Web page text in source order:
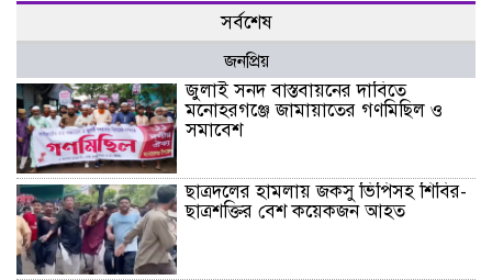
সর্বশেষ
জনপ্রিয়
জুলাই সনদ বাস্তবায়নের দাবিতে
মনোহরগঞ্জে জামায়াতের গণমিছিল ও
সমাবেশ
ছাত্রদলের হামলায় জকসু ভিপিসহ শিবির-
ছাত্রশক্তির বেশ কয়েকজন আহত